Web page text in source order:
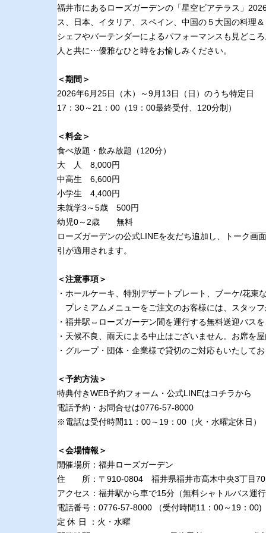
福井市にあるローズガーデンの「星空ビアテラス」
ス、日本、イタリア、スペイン、中国の５大国の料理
シェフやバーテンダーによるパフォーマンスも見どこ
人と共に⋯優雅なひと時をお愉しみください。
＜期間＞
2026年6月25日（木）～9月13日（日）のうち特定日
17：30～21：00（19：00最終受付、120分制）
＜料金＞
食べ放題・飲み放題（120分）
大 人 8,000円
中高生 6,600円
小学生 4,400円
未就学3～5歳 500円
幼児0～2歳 無料
ローズガーデンの公式LINEを友だち追加し、トーク画
引が適用されます。
＜注意事項＞
・ホールケーキ、特別デザートプレート、ブーケ/花
プレミアムメニューをご注文のお客様には、スタッ
・福井駅⇔ローズガーデン間を運行する無料送迎バス
・天候不良、雨天による中止はございません。お席を
・グループ・団体・企業様で貸切のご対応もいたして
＜予約方法＞
特典付きWEB予約フォーム・公式LINEはコチラから
電話予約・お問合せは0776-57-8000
※電話は受付時間11：00～19：00（火・水曜定休日）
＜会場情報＞
開催場所：福井ローズガーデン
住 所：〒910-0804 福井県福井市髙木中央3丁目
アクセス：福井駅から車で15分（無料シャトルバス運
電話番号：0776-57-8000 （受付時間11：00～19：00)
定 休 日 ：火・水曜